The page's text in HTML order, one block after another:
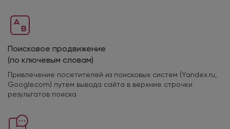
Поисковое продвижение
(по ключевым словам)
Привлечение посетителей из поисковых систем (Yandex.ru,
Google.com) путем вывода сайта в верхние строчки
результатов поиска